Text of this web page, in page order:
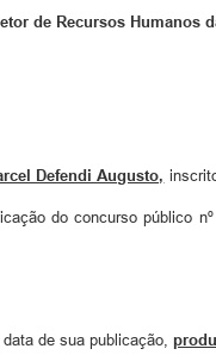
de Recursos
Defendi Augusto,
do concurso público
de sua publicação,